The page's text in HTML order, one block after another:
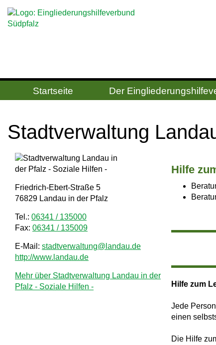
Startseite Der
Stadtverwaltung
Friedrich-Ebert-Straße 5
76829 Landau in der Pfalz
Tel.: 06341 / 135000
Fax: 06341 / 135009
E-Mail: stadtverwaltung@landau.de
http://www.landau.de
Mehr über Stadtverwaltung Landau in der
Pfalz - Soziale Hilfen -
Hilfe
Hilfe zum
Jede
einen
Die Hilfe